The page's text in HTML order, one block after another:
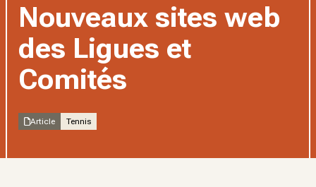
Nouveaux sites web
des Ligues et
Comités
Article Tennis